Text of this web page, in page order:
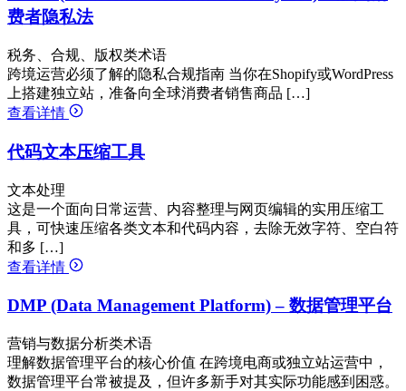
费者隐私法
税务、合规、版权类术语
跨境运营必须了解的隐私合规指南 当你在Shopify或WordPress
上搭建独立站，准备向全球消费者销售商品 […]
查看详情
代码文本压缩工具
文本处理
这是一个面向日常运营、内容整理与网页编辑的实用压缩工
具，可快速压缩各类文本和代码内容，去除无效字符、空白符
和多 […]
查看详情
DMP (Data Management Platform) – 数据管理平台
营销与数据分析类术语
理解数据管理平台的核心价值 在跨境电商或独立站运营中，
数据管理平台常被提及，但许多新手对其实际功能感到困惑。